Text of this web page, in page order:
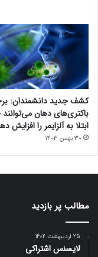
کشف جدید دانشمندان:
باکتری‌های دهان
ابتلا به آلزایمر را افزایش
30 بهمن 1403
مطالب پر بازدید
25 اردیبهشت 1402
لایسنس اشتراکی